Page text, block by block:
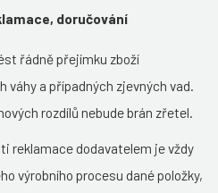
doručování
řádně přejímku zboží
váhy a případných zjevných vad.
rozdílů nebude brán zřetel.
reklamace dodavatelem je vždy
výrobního procesu dané položky,